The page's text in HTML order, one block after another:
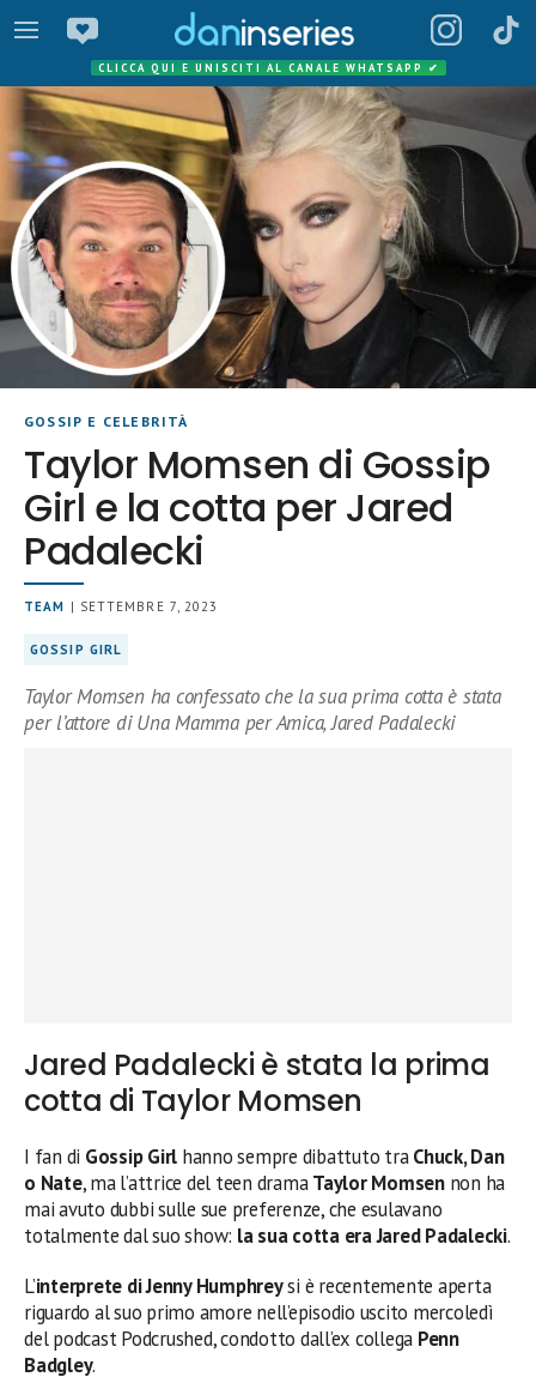
CLICCA QUI E UNISCITI AL CANALE WHATSAPP ✔
GOSSIP E CELEBRITÀ
Taylor Momsen di Gossip
Girl e la cotta per Jared
Padalecki
TEAM | SETTEMBRE 7, 2023
GOSSIP GIRL
Taylor Momsen ha confessato che la sua prima cotta è stata
per l’attore di Una Mamma per Amica, Jared Padalecki
Jared Padalecki è stata la prima
cotta di Taylor Momsen
I fan di Gossip Girl hanno sempre dibattuto traChuck, Dan
o Nate, ma l’attrice del teen dramaTaylor Momsennon ha
mai avuto dubbi sulle sue preferenze, che esulavano
totalmente dal suo show: la sua cotta era Jared Padalecki.
L’interprete di Jenny Humphreysi è recentemente aperta
riguardo al suo primo amore nell’episodio uscito mercoledì
del podcast Podcrushed, condotto dall’ex collega Penn
Badgley.